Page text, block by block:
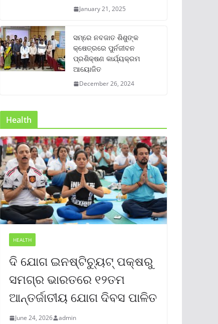
January 21, 2025
ସମ୍‌ରେ ନବଜାତ ଶିଶୁଙ୍କ
କ୍ଷେତ୍ରରେ ପୁର୍ନଜୀବନ
ପ୍ରଶିକ୍ଷଣ କାର୍ଯ୍ୟକ୍ରମ
ଆୟୋଜିତ
December 26, 2024
Health
HEALTH
ଦି ଯୋଗ ଇନଷ୍ଟିଚ୍ୟୁଟ୍ ପକ୍ଷରୁ
ସମଗ୍ର ଭାରତରେ ୧୨ତମ
ଆନ୍ତର୍ଜାତୀୟ ଯୋଗ ଦିବସ ପାଳିତ
June 24, 2026 admin